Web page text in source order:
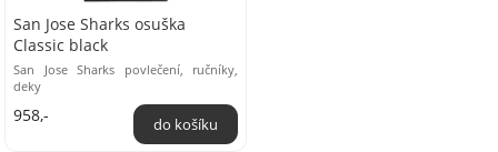
San Jose Sharks osuška
Classic black
San Jose Sharks povlečení, ručníky,
deky
958,-